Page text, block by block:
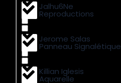
Jalhu6Ne
Jerome Salas
Killian Iglesis
Reproductions
Panneau Signalétique
Aquarelle